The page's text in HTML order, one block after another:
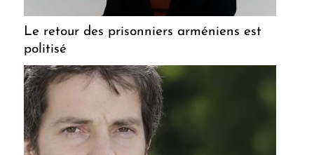
Le retour des prisonniers arméniens est
politisé